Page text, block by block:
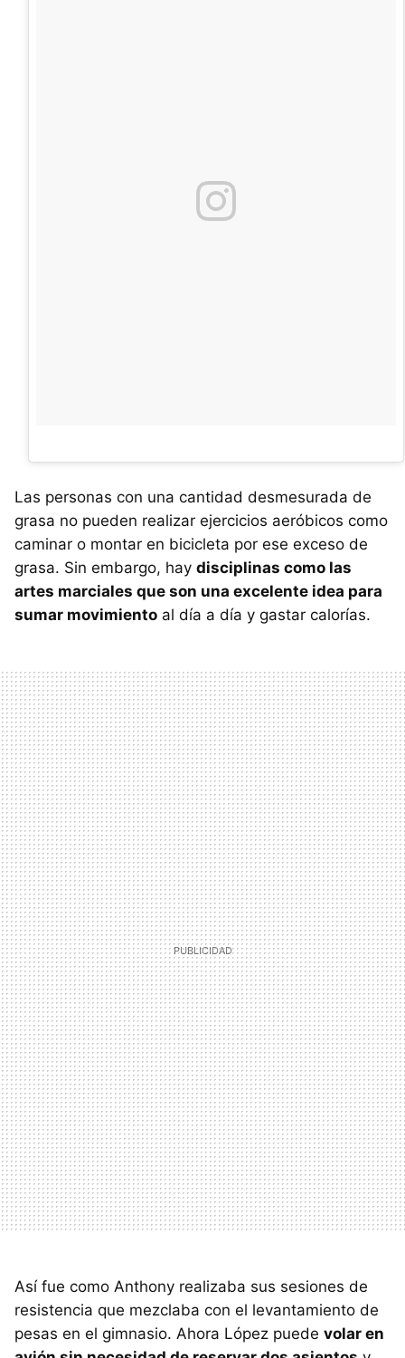
Las personas con una cantidad desmesurada de
grasa no pueden realizar ejercicios aeróbicos como
caminar o montar en bicicleta por ese exceso de
grasa. Sin embargo, hay disciplinas como las
artes marciales que son una excelente idea para
sumar movimiento al día a día y gastar calorías.
Así fue como Anthony realizaba sus sesiones de
resistencia que mezclaba con el levantamiento de
pesas en el gimnasio. Ahora López puede volar en